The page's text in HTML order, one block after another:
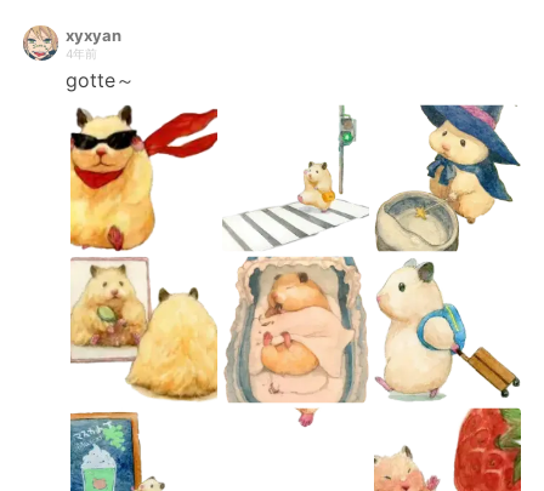
xyxyan
4年前
gotte～